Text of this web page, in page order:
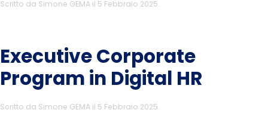
Scritto da Simone GEMA il 5 Febbraio 2025.
Executive Corporate
Program in Digital HR
Scritto da Simone GEMA il 5 Febbraio 2025.